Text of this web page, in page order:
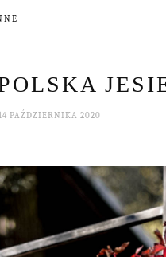
PAŹDZIERNIKA 2020